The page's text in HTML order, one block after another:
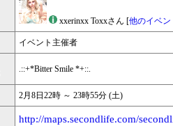
xxerinxx Toxxさん [他のイベン
イベント主催者
.::+*Bitter Smile *+::.
2月8日22時 ～ 23時55分 (土)
http://maps.secondlife.com/